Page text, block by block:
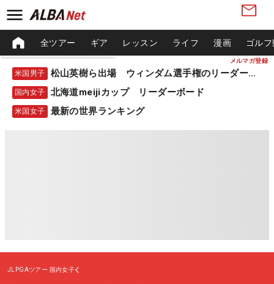
メルマガ登録
全ツアー ギア レッスン ライフ 漫画 ゴル
米国男子 松山英樹ら出場 ウィンダム選手権のリーダーボード
国内女子 北海道meijiカップ リーダーボード
米国女子 最新の世界ランキング
JLPGAツアー 国内女子